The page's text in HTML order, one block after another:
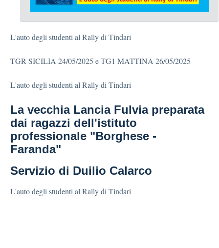
L'auto degli studenti al Rally di Tindari
TGR SICILIA 24/05/2025 e TG1 MATTINA 26/05/2025
L'auto degli studenti al Rally di Tindari
La vecchia Lancia Fulvia preparata
dai ragazzi dell'istituto
professionale "Borghese -
Faranda"
Servizio di Duilio Calarco
L'auto degli studenti al Rally di Tindari